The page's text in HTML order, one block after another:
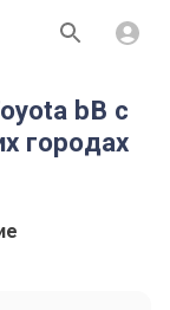
bB с
городах